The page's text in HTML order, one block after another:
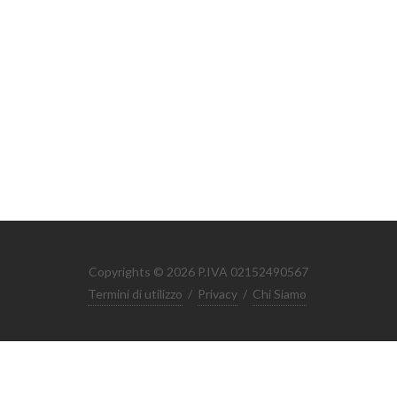
Copyrights © 2026 P.IVA 02152490567
Termini di utilizzo / Privacy / Chi Siamo